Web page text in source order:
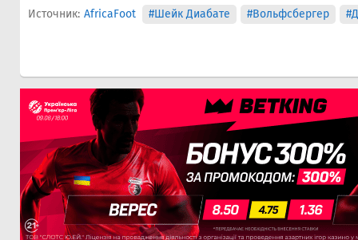
Источник: AfricaFoot #Шейк Диабате #Вольфсбергер